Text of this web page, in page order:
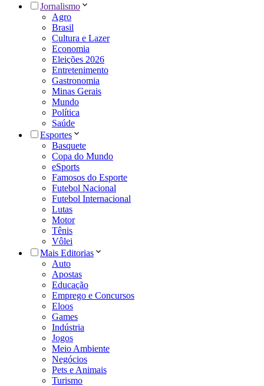
Jornalismo
Agro
Brasil
Cultura e Lazer
Economia
Eleições 2026
Entretenimento
Gastronomia
Minas Gerais
Mundo
Política
Saúde
Esportes
Basquete
Copa do Mundo
eSports
Famosos do Esporte
Futebol Nacional
Futebol Internacional
Lutas
Motor
Tênis
Vôlei
Mais Editorias
Auto
Apostas
Educação
Emprego e Concursos
Eloos
Games
Indústria
Jogos
Meio Ambiente
Negócios
Pets e Animais
Turismo